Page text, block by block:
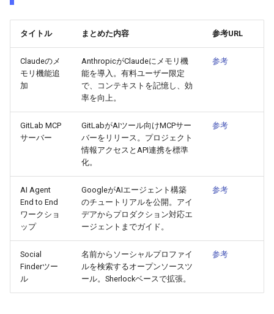
2026-04-28
2026-04-26
2026-04-25
2026-04-24
2026-04-23
2026-04-22
2026-04-21
2026-04-20
2026-04-19
2025-10-13
2025-10-11
2025-10-10
2025-10-09
2025-10-08
2025-10-07
2025-10-06
2025-10-05
2025-10-04
2026-04-28
2026-04-26
2026-04-25
2026-04-24
2026-04-23
2026-04-22
2026-04-21
2026-04-20
2026-04-19
2026-04-25
2026-04-23
2026-04-22
2026-04-21
2026-04-20
2026-04-19
2026-04-18
2026-04-17
2026-04-16
2025-10-13
2025-10-11
2025-10-10
2025-10-09
2025-10-08
2025-10-07
2025-10-06
2025-10-05
2025-10-04
2026-04-24
2026-04-22
2026-04-21
2026-04-20
2026-04-19
2026-04-18
2026-04-17
2026-04-16
2026-04-15
2025-10-13
2025-10-11
2025-10-10
2025-10-09
2025-10-08
2025-10-07
2025-10-06
2025-10-05
2025-10-04
タイトル まとめた内容 参考URL
Claudeのメ
モリ機能追
加
AnthropicがClaudeにメモリ機
能を導入。有料ユーザー限定
で、コンテキストを記憶し、効
率を向上。
参考
GitLab MCP
サーバー
GitLabがAIツール向けMCPサー
バーをリリース。プロジェクト
情報アクセスとAPI連携を標準
化。
参考
AI Agent
End to End
ワークショ
ップ
GoogleがAIエージェント構築
のチュートリアルを公開。アイ
デアからプロダクション対応エ
ージェントまでガイド。
参考
Social
Finderツー
ル
名前からソーシャルプロファイ
ルを検索するオープンソースツ
ール。Sherlockベースで拡張。
参考